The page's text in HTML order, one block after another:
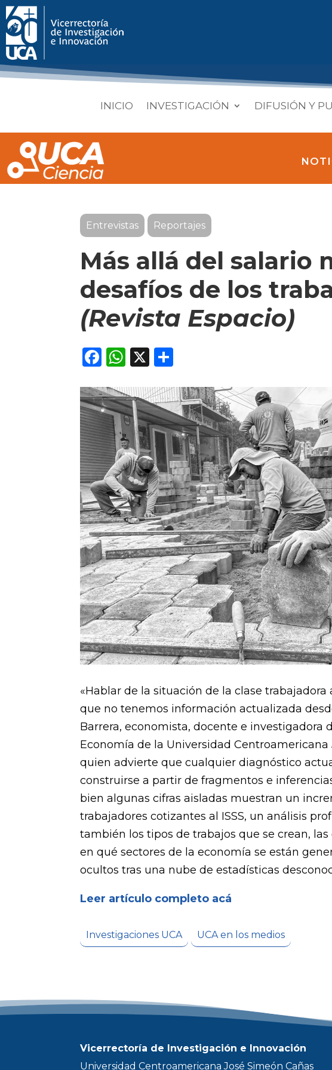
INICIO INVESTIGACIÓN DIFUSIÓN Y
Entrevistas Reportajes
Más allá del salario
desafíos de los
(Revista Espacio)
Facebook
WhatsApp
X
«Hablar de la situación de la clase trabajadora
que no tenemos información actualizada
Barrera, economista, docente e investigadora
Economía de la Universidad Centroamericana
quien advierte que cualquier diagnóstico
construirse a partir de fragmentos e
bien algunas cifras aisladas muestran un
trabajadores cotizantes al ISSS, un análisis
también los tipos de trabajos que se crean,
en qué sectores de la economía se están
ocultos tras una nube de estadísticas
Leer artículo completo acá
Investigaciones UCA UCA en los medios
Vicerrectoría de Investigación e Innovación
Universidad Centroamericana José Simeón Cañas